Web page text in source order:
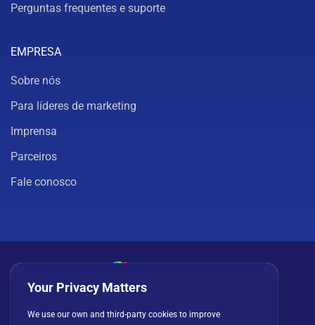
Perguntas frequentes e suporte
EMPRESA
Sobre nós
Para líderes de marketing
Imprensa
Parceiros
Fale conosco
Política de privacidade Cookies
Your Privacy Matters
We use our own and third-party cookies to improve